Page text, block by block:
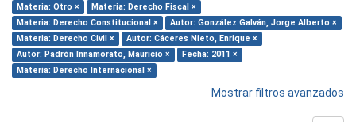
Materia: Otro ×
Materia: Derecho Fiscal ×
Materia: Derecho Constitucional ×
Autor: González Galván, Jorge Alberto ×
Materia: Derecho Civil ×
Autor: Cáceres Nieto, Enrique ×
Autor: Padrón Innamorato, Mauricio ×
Fecha: 2011 ×
Materia: Derecho Internacional ×
Mostrar filtros avanzados